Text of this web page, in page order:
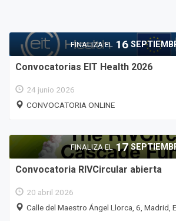
FINALIZA EL 16
Convocatorias EIT Health 2026
24 junio 2026
CONVOCATORIA ONLINE
FINALIZA EL 17
Convocatoria RIVCircular abierta
20 abril 2026
Calle del Maestro Ángel Llorca, 6, Madrid,